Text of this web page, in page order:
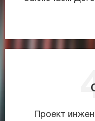
Проект